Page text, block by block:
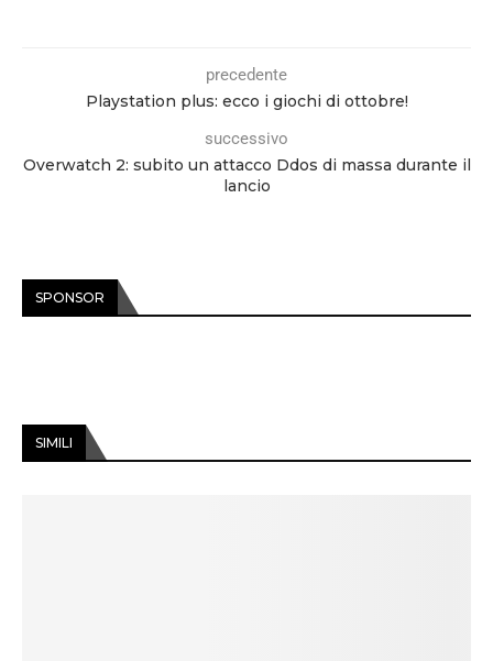
precedente
Playstation plus: ecco i giochi di ottobre!
successivo
Overwatch 2: subito un attacco Ddos di massa durante il
lancio
SPONSOR
SIMILI